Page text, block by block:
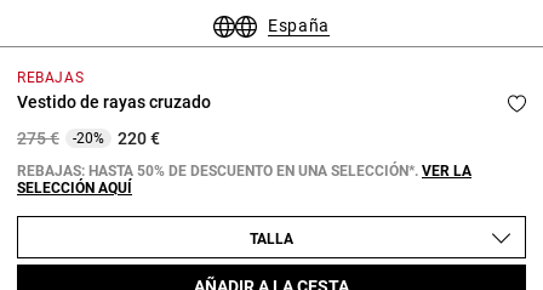
REBAJAS
Vestido de rayas cruzado
Price reduced from
275 €to-20% 220 €
REBAJAS: HASTA 50% DE DESCUENTO EN UNA SELECCIÓN*. VER LA
SELECCIÓN AQUÍ
TALLA
AÑADIR A LA CESTA
España
Condiciones Generales - Guía de compras
Política de Confidencialidad
Copyright © 2026 Claudie Pierlot. Todos los derechos reservados.